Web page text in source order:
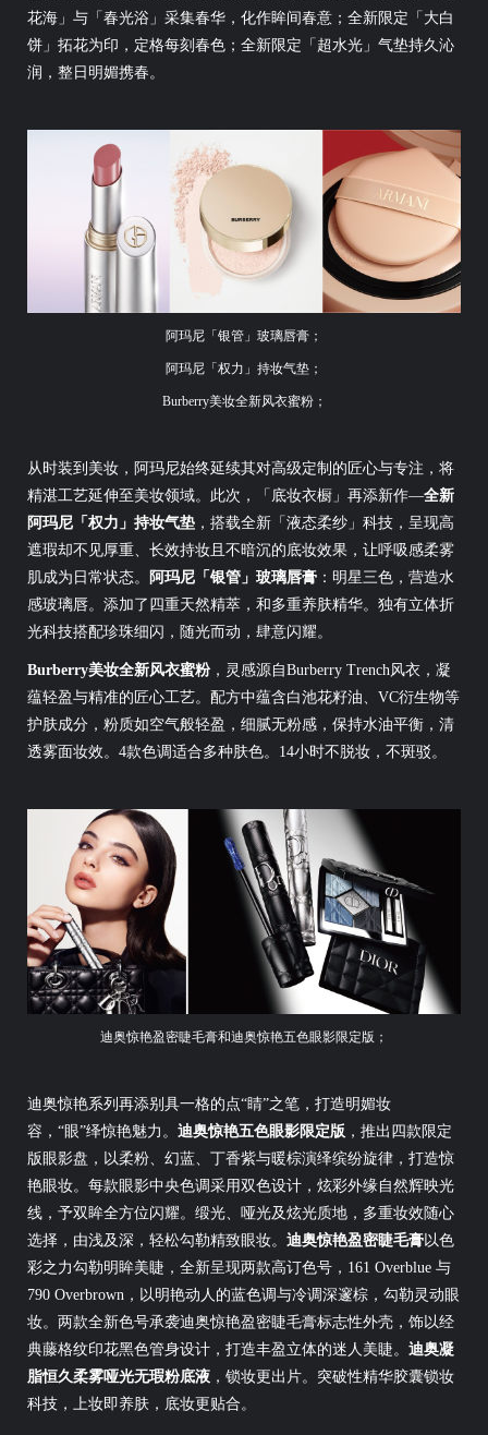
花海」与「春光浴」采集春华，化作眸间春意；全新限定「大白
饼」拓花为印，定格每刻春色；全新限定「超水光」气垫持久沁
润，整日明媚携春。
阿玛尼「银管」玻璃唇膏；
阿玛尼「权力」持妆气垫；
Burberry美妆全新风衣蜜粉；
从时装到美妆，阿玛尼始终延续其对高级定制的匠心与专注，将
精湛工艺延伸至美妆领域。此次，「底妆衣橱」再添新作—全新
阿玛尼「权力」持妆气垫 ，搭载全新「液态柔纱」科技，呈现高
遮瑕却不见厚重、长效持妆且不暗沉的底妆效果，让呼吸感柔雾
肌成为日常状态。
阿玛尼「银管」玻璃唇膏 ：明星三色，营造水
感玻璃唇。添加了四重天然精萃，和多重养肤精华。独有立体折
光科技搭配珍珠细闪，随光而动，肆意闪耀。
Burberry美妆全新风衣蜜粉，灵感源自Burberry Trench风衣，凝
蕴轻盈与精准的匠心工艺。配方中蕴含白池花籽油、VC衍生物等
护肤成分，粉质如空气般轻盈，细腻无粉感，保持水油平衡，清
透雾面妆效。4款色调适合多种肤色。14小时不脱妆，不斑驳。
迪奥惊艳盈密睫毛膏和迪奥惊艳五色眼影限定版；
迪奥惊艳系列再添别具一格的点“睛”之笔，打造明媚妆
容，“眼”绎惊艳魅力。 迪奥惊艳五色眼影限定版 ，推出四款限定
版眼影盘，以柔粉、幻蓝、丁香紫与暖棕演绎缤纷旋律，打造惊
艳眼妆。每款眼影中央色调采用双色设计，炫彩外缘自然辉映光
线，予双眸全方位闪耀。缎光、哑光及炫光质地，多重妆效随心
选择，由浅及深，轻松勾勒精致眼妆。 迪奥惊艳盈密睫毛膏以色
彩之力勾勒明眸美睫，全新呈现两款高订色号，161 Overblue 与
790 Overbrown，以明艳动人的蓝色调与冷调深邃棕，勾勒灵动眼
妆。两款全新色号承袭迪奥惊艳盈密睫毛膏标志性外壳，饰以经
典藤格纹印花黑色管身设计，打造丰盈立体的迷人美睫。 迪奥凝
脂恒久柔雾哑光无瑕粉底液 ，锁妆更出片。突破性精华胶囊锁妆
科技，上妆即养肤，底妆更贴合。